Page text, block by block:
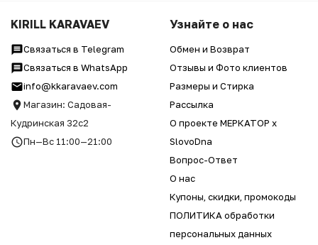
KIRILL KARAVAEV
Связаться в Telegram
Связаться в WhatsApp
info@kkaravaev.com
Магазин: Садовая-
Кудринская 32с2
Пн—Вс 11:00—21:00
Узнайте о нас
Обмен и Возврат
Отзывы и Фото клиентов
Размеры и Стирка
Рассылка
О проекте МЕРКАТОР x
SlovoDna
Вопрос-Ответ
О нас
Купоны, скидки, промокоды
ПОЛИТИКА обработки
персональных данных